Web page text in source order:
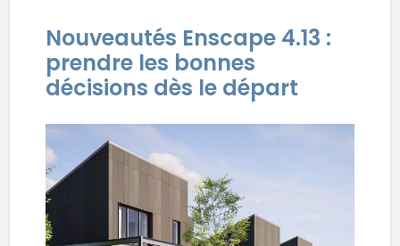
Nouveautés Enscape 4.13 :
prendre les bonnes
décisions dès le départ